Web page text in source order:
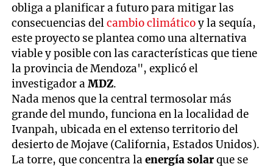
obliga a planificar a futuro para mitigar las
consecuencias delcambio climáticoy la sequía,
este proyecto se plantea como una alternativa
viable y posible con las características que tiene
la provincia de Mendoza", explicó el
investigador aMDZ.
Nada menos que la central termosolar más
grande del mundo, funciona en la localidad de
Ivanpah, ubicada en el extenso territorio del
desierto de Mojave (California, Estados Unidos).
La torre, que concentra laenergía solarque se